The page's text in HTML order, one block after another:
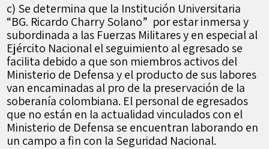
c) Se determina que la Institución Universitaria
“BG. Ricardo Charry Solano” por estar inmersa y
subordinada a las Fuerzas Militares y en especial al
Ejército Nacional el seguimiento al egresado se
facilita debido a que son miembros activos del
Ministerio de Defensa y el producto de sus labores
van encaminadas al pro de la preservación de la
soberanía colombiana. El personal de egresados
que no están en la actualidad vinculados con el
Ministerio de Defensa se encuentran laborando en
un campo a fin con la Seguridad Nacional.